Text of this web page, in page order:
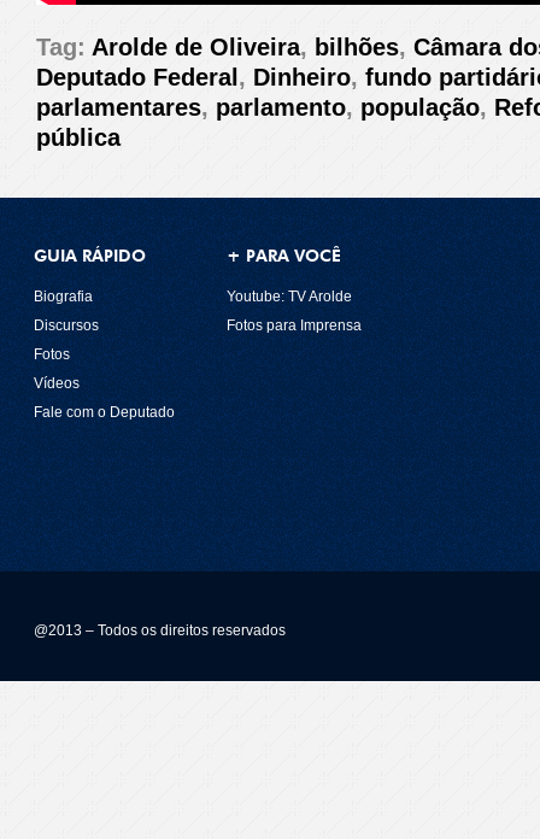
Tag: Arolde de Oliveira, bilhões, Câmara
Deputado Federal , Dinheiro, fundo
parlamentares, parlamento, população,
pública
GUIA RÁPIDO
Biografia
Discursos
Fotos
Vídeos
Fale com o Deputado
+ PARA VOCÊ
Youtube: TV Arolde
Fotos para Imprensa
@2013 – Todos os direitos reservados